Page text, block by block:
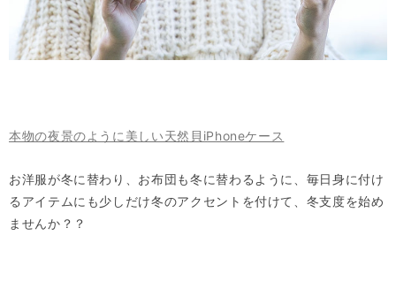
本物の夜景のように美しい天然貝iPhoneケース
お洋服が冬に替わり、お布団も冬に替わるように、毎日身に付け
るアイテムにも少しだけ冬のアクセントを付けて、冬支度を始め
ませんか？？